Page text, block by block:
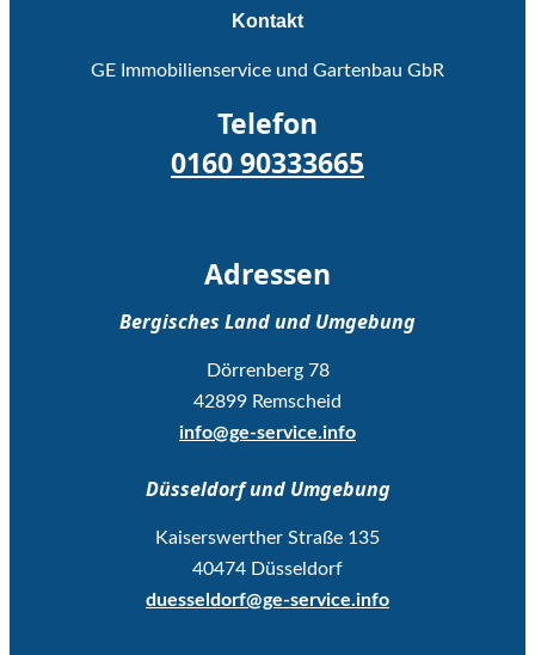
Kontakt
GE Immobilienservice und Gartenbau GbR
Telefon
0160 90333665
Adressen
Bergisches Land und Umgebung
Dörrenberg 78
42899 Remscheid
info@ge-service.info
Düsseldorf und Umgebung
Kaiserswerther Straße 135
40474 Düsseldorf
duesseldorf@ge-service.info